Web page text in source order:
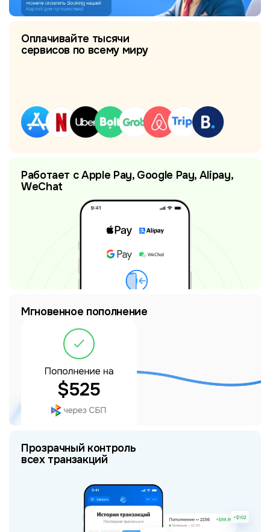
Оплачивайте тысячи
сервисов по всему миру
Работает с Apple Pay, Google Pay, Alipay,
WeChat
Мгновенное пополнение
Прозрачный контроль
всех транзакций